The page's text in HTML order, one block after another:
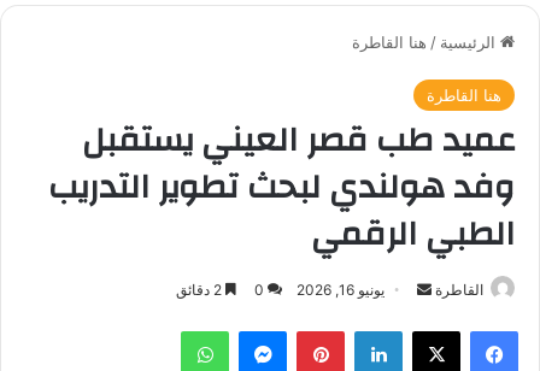
الرئيسية / هنا القاطرة
هنا القاطرة
عميد طب قصر العيني يستقبل
وفد هولندي لبحث تطوير التدريب
الطبي الرقمي
القاطرة
أرسل
إلكترونيا
يونيو 16, 2026 0
فيسبوك ‫X لينكدإن بينتيريستماسنجر واتساب